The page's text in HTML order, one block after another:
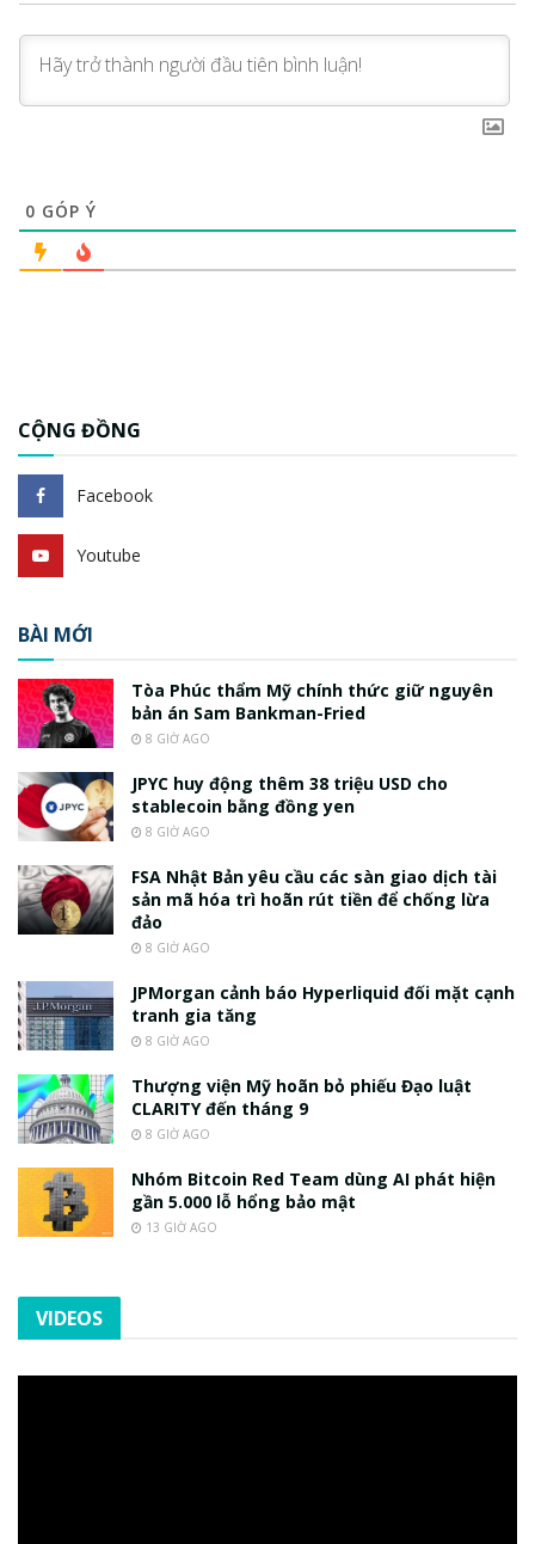
0 GÓP Ý
CỘNG ĐỒNG
Facebook
Youtube
BÀI MỚI
Tòa Phúc thẩm Mỹ chính thức giữ nguyên
bản án Sam Bankman-Fried
8 GIỜ AGO
JPYC huy động thêm 38 triệu USD cho
stablecoin bằng đồng yen
8 GIỜ AGO
FSA Nhật Bản yêu cầu các sàn giao dịch tài
sản mã hóa trì hoãn rút tiền để chống lừa
đảo
8 GIỜ AGO
JPMorgan cảnh báo Hyperliquid đối mặt cạnh
tranh gia tăng
8 GIỜ AGO
Thượng viện Mỹ hoãn bỏ phiếu Đạo luật
CLARITY đến tháng 9
8 GIỜ AGO
Nhóm Bitcoin Red Team dùng AI phát hiện
gần 5.000 lỗ hổng bảo mật
13 GIỜ AGO
VIDEOS